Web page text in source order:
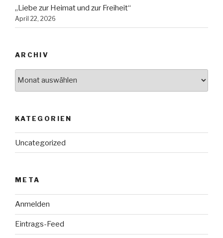
„Liebe zur Heimat und zur Freiheit“
April 22, 2026
ARCHIV
KATEGORIEN
Uncategorized
META
Anmelden
Eintrags-Feed